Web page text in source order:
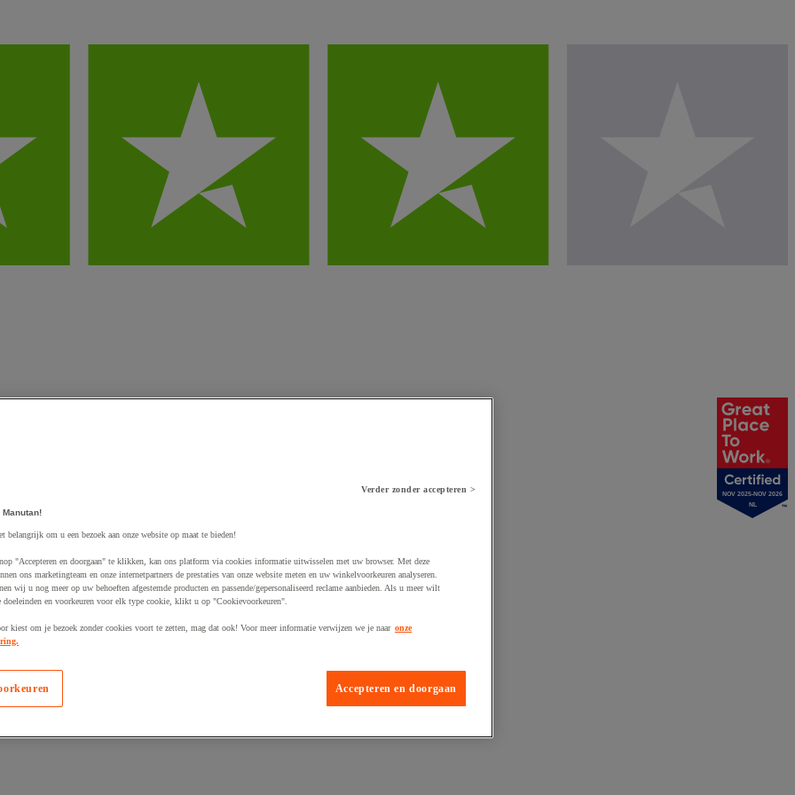
NOV 2025-NOV 2026
NL
Verder zonder accepteren >
belangrijk om u een bezoek aan onze website op maat te bieden!
"Accepteren en doorgaan" te klikken, kan ons platform via cookies informatie uitwisselen met uw browser. Met deze
ons marketingteam en onze internetpartners de prestaties van onze website meten en uw winkelvoorkeuren analyseren.
wij u nog meer op uw behoeften afgestemde producten en passende/gepersonaliseerd reclame aanbieden. Als u meer wilt
doeleinden en voorkeuren voor elk type cookie, klikt u op "Cookievoorkeuren".
kiest om je bezoek zonder cookies voort te zetten, mag dat ook! Voor meer informatie verwijzen we je naar onze
Accepteren en doorgaan